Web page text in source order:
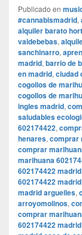
Publicado en
#cannabismadrid,
alquiler barato
valdebebas,
sanchinarro,
madrid, barrio de
en madrid, ciudad
cogollos de
cogollos de
ingles madrid,
saludables
602174422,
henares, comprar
comprar
marihuana
602174422
602174422
madrid arguelles,
arroyomolinos,
comprar
602174422